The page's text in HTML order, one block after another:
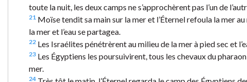
toute la nuit, les deux camps ne s’approchèrent pas l’un de
21 Moïse tendit sa main sur la mer et l’Éternel refoula la mer
la mer et l’eau se partagea.
22 Les Israélites pénétrèrent au milieu de la mer à pied sec et
23 Les Égyptiens les poursuivirent, tous les chevaux du
mer.
24